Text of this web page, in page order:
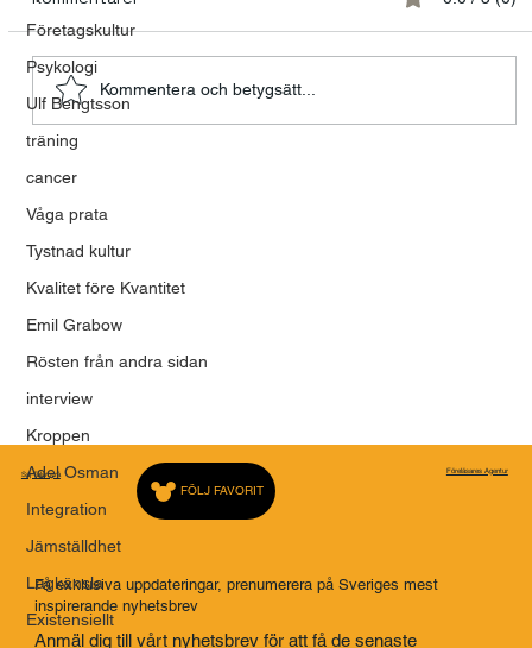
Företagskultur
Psykologi
Ulf Bengtsson
träning
cancer
Våga prata
Tystnad kultur
Kvalitet före Kvantitet
Emil Grabow
Rösten från andra sidan
interview
Kroppen
Adel Osman
Integration
Jämställdhet
Lagkänsla
Existensiellt
Talande kvinnor och tystnadens
tyranni
Kommentera och betygsätt...
Saj Talarbyrå Föreläsares Agentur
FÖLJ FAVORIT
Få exklusiva uppdateringar, prenumerera på Sveriges mest
inspirerande nyhetsbrev
Anmäl dig till vårt nyhetsbrev för att få de senaste